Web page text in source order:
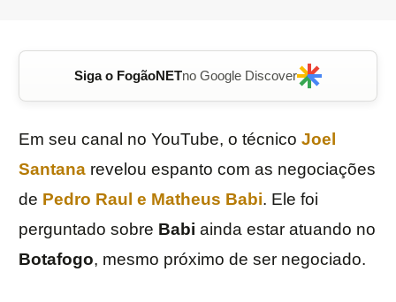
Siga o FogãoNETno Google Discover
Em seu canal no YouTube, o técnico Joel
Santana revelou espanto com as negociações
de Pedro Raul e Matheus Babi. Ele foi
perguntado sobre Babi ainda estar atuando no
Botafogo, mesmo próximo de ser negociado.